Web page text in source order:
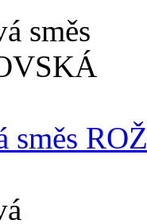
směs